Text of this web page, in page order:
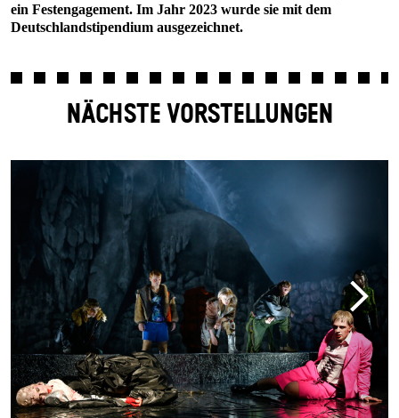
ein Festengagement. Im Jahr 2023 wurde sie mit dem
Deutschlandstipendium ausgezeichnet.
NÄCHSTE VORSTELLUNGEN